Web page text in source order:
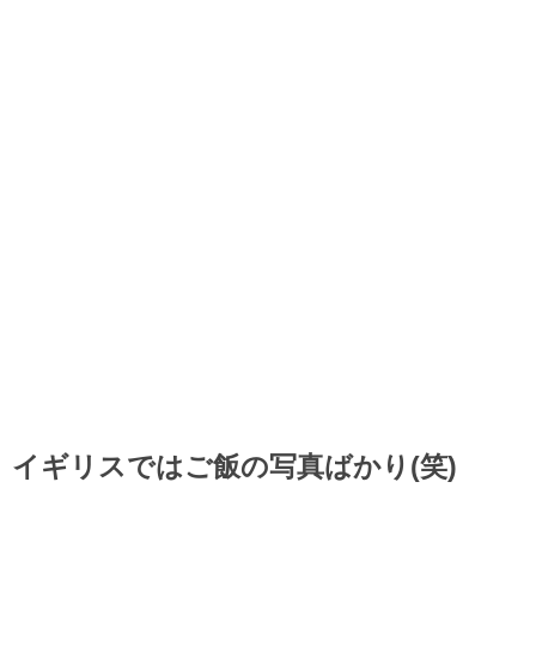
イギリスではご飯の写真ばかり(笑)